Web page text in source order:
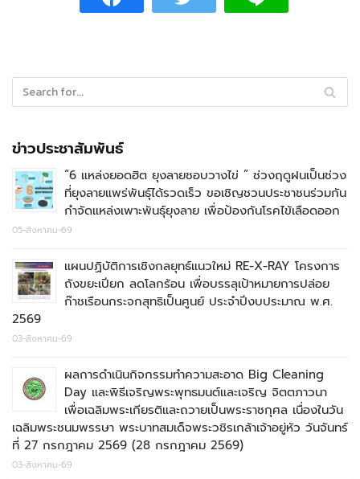
ข่าวประชาสัมพันธ์
“6 แหล่งยอดฮิต ยุงลายชอบวางไข่ ” ช่วงฤดูฝนเป็นช่วง
ที่ยุงลายแพร่พันธุ์ได้รวดเร็ว ขอเชิญชวนประชาชนร่วมกัน
กำจัดแหล่งเพาะพันธุ์ยุงลาย เพื่อป้องกันโรคไข้เลือดออก
05-สิงหาคม-69
แผนปฏิบัติการเชิงกลยุทธ์แนวใหม่ RE-X-RAY โครงการ
ถังขยะเปียก ลดโลกร้อน เพื่อบรรลุเป้าหมายการปล่อย
ก๊าชเรือนกระจกสุทธิเป็นศูนย์ ประจำปีงบประมาณ พ.ศ.
2569
03-สิงหาคม-69
ผลการดำเนินกิจกรรมทำความสะอาด Big Cleaning
Day และพิธีเจริญพระพุทธมนต์และเจริญ จิตตภาวนา
เพื่อเฉลิมพระเกียรติและถวายเป็นพระราชกุศล เนื่องในวัน
เฉลิมพระชนมพรรษา พระบาทสมเด็จพระวชิรเกล้าเจ้าอยู่หัว วันจันทร์
ที่ 27 กรกฎาคม 2569 (28 กรกฎาคม 2569)
03-สิงหาคม-69